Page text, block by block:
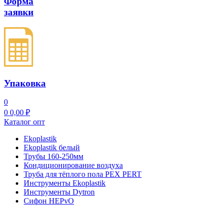
заявки
Упаковка
0
0 0,00 ₽
Каталог опт
Ekoplastik
Ekoplastik белый
Трубы 160-250мм
Кондиционирование воздуха
Труба для тёплого пола PEX PERT
Инструменты Ekoplastik
Инструменты Dytron
Сифон HEPvO